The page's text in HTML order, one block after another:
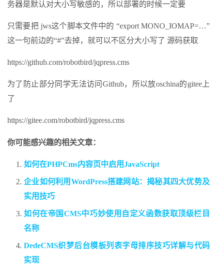
务器是默认对大小写敏感的，所以部署的时候一定要
只需要把 jws这个脚本文件中的 “export MONO_IOMAP=…”
这一句前边的“#”去掉，就可以不区分大小写了 源码获取
https://github.com/robotbird/jqpress.cms
为了防止部分同学无法访问Github，所以放oschina的gitee上
了
https://gitee.com/robotbird/jqpress.cms
你可能感兴趣的相关文章：
如何在PHPCms内容页中启用JavaScript
企业如何利用WordPress搭建网站：揭秘其四大优势及
实用技巧
如何在帝国CMS中巧妙使用自定义函数获取顶级栏目
名称
DedeCMS织梦后台模板列表字母排序技巧详解与代码
实现